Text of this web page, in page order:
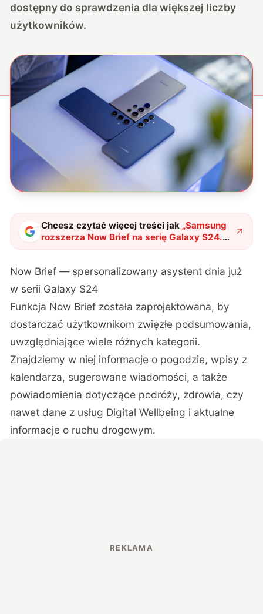
dostępny do sprawdzenia dla większej liczby
użytkowników.
Chcesz czytać więcej treści jak „Samsung
rozszerza Now Brief na serię Galaxy S24.
Beta One UI 8 przynosi nową
Now Brief — spersonalizowany asystent dnia już
w serii Galaxy S24
Funkcja Now Brief została zaprojektowana, by
dostarczać użytkownikom zwięzłe podsumowania,
uwzględniające wiele różnych kategorii.
Znajdziemy w niej informacje o pogodzie, wpisy z
kalendarza, sugerowane wiadomości, a także
powiadomienia dotyczące podróży, zdrowia, czy
nawet dane z usług Digital Wellbeing i aktualne
informacje o ruchu drogowym.